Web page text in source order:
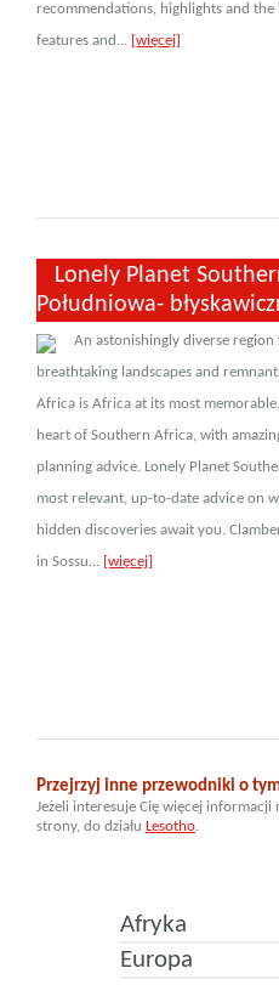
recommendations, highlights and
features and... [więcej]
Lonely Planet
Południowa-
An astonishingly diverse
breathtaking landscapes and
Africa is Africa at its most
heart of Southern Africa, with
planning advice. Lonely Planet
most relevant, up-to-date advice on
hidden discoveries await you.
in Sossu... [więcej]
Przejrzyj inne przewodniki o
Jeżeli interesuje Cię więcej informacji
strony, do działu Lesotho.
Afryka
Europa